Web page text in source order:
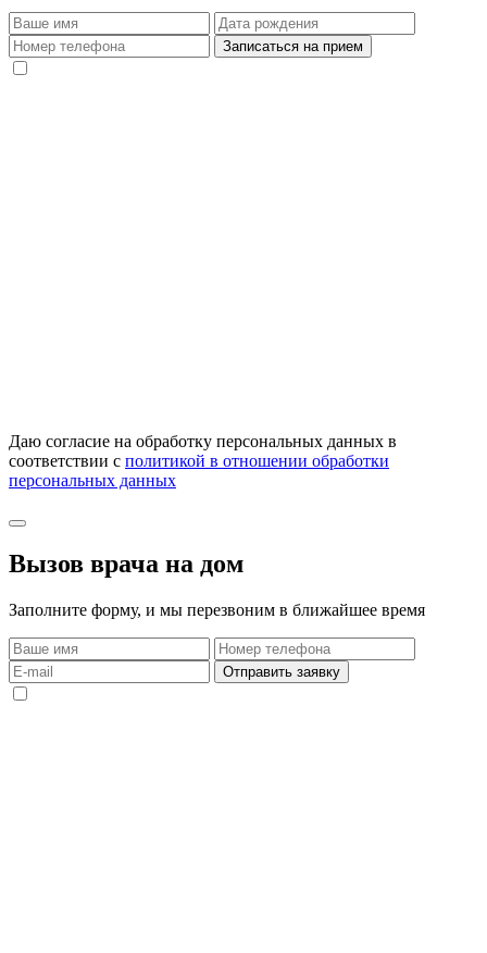
Даю согласие на обработку персональных данных в
соответствии с политикой в отношении обработки
персональных данных
Вызов врача на дом
Заполните форму, и мы перезвоним в ближайшее время